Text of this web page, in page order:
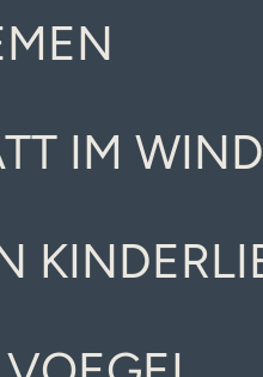
IM WIND